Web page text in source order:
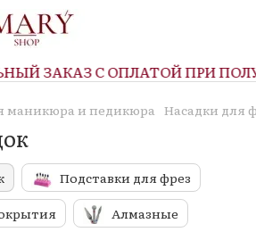
ЗАКАЗ С ОПЛАТОЙ ПРИ
маникюра и педикюра Насадки для
Подставки для фрез
Алмазные